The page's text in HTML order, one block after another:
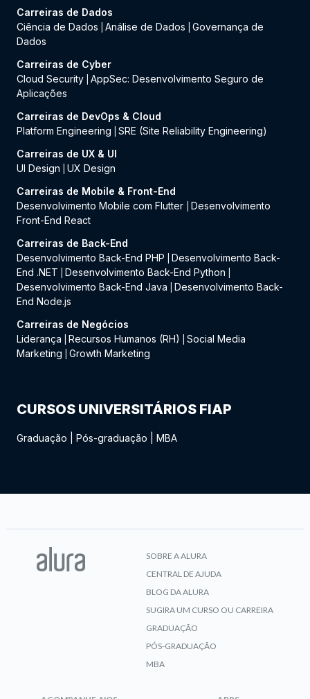
Carreiras de Dados
Ciência de Dados
Análise de Dados
Governança de
Dados
Carreiras de Cyber
Cloud Security AppSec: Desenvolvimento Seguro de
Aplicações
Carreiras de DevOps & Cloud
Platform Engineering
SRE (Site Reliability Engineering)
Carreiras de UX & UI
UI Design
UX Design
Carreiras de Mobile & Front-End
Desenvolvimento Mobile com Flutter
Desenvolvimento
Front-End React
Carreiras de Back-End
Desenvolvimento Back-End PHP
Desenvolvimento Back-
End .NET
Desenvolvimento Back-End Python
Desenvolvimento Back-End Java
Desenvolvimento Back-
End Node.js
Carreiras de Negócios
Liderança
Recursos Humanos (RH)
Social Media
Marketing
Growth Marketing
CURSOS UNIVERSITÁRIOS FIAP
Graduação Pós-graduação MBA
SOBRE A ALURA
CENTRAL DE AJUDA
BLOG DA ALURA
SUGIRA UM CURSO OU CARREIRA
GRADUAÇÃO
PÓS-GRADUAÇÃO
MBA